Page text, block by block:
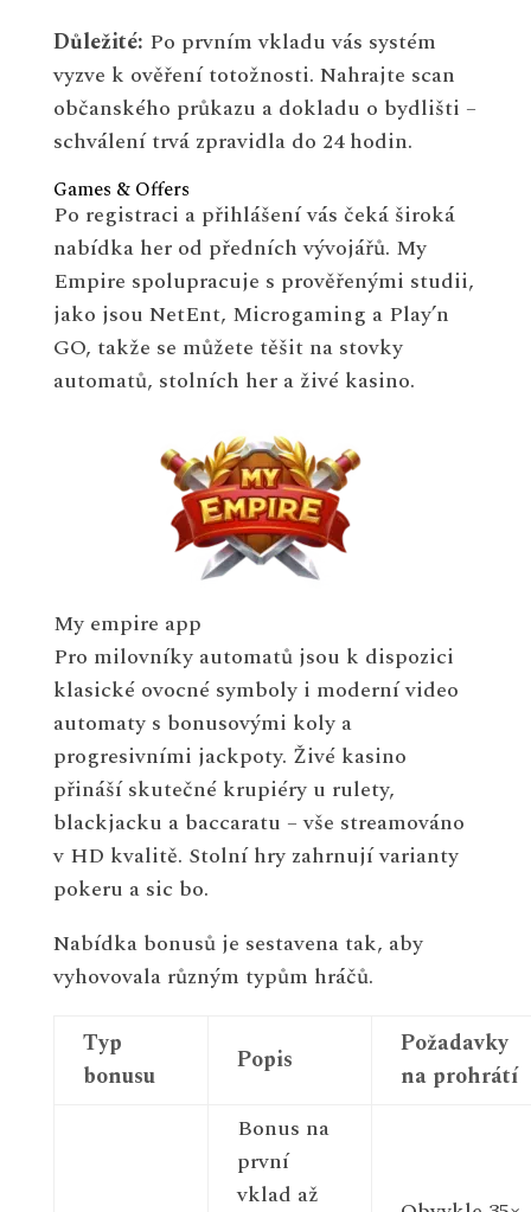
Důležité: Po prvním vkladu vás systém
vyzve k ověření totožnosti. Nahrajte scan
občanského průkazu a dokladu o bydlišti –
schválení trvá zpravidla do 24 hodin.
Games & Offers
Po registraci a přihlášení vás čeká široká
nabídka her od předních vývojářů. My
Empire spolupracuje s prověřenými studii,
jako jsou NetEnt, Microgaming a Play’n
GO, takže se můžete těšit na stovky
automatů, stolních her a živé kasino.
My empire app
Pro milovníky automatů jsou k dispozici
klasické ovocné symboly i moderní video
automaty s bonusovými koly a
progresivními jackpoty. Živé kasino
přináší skutečné krupiéry u rulety,
blackjacku a baccaratu – vše streamováno
v HD kvalitě. Stolní hry zahrnují varianty
pokeru a sic bo.
Nabídka bonusů je sestavena tak, aby
vyhovovala různým typům hráčů.
Typ
bonusu
Popis
Požadavky
na prohrátí
Bonus na
první
vklad až